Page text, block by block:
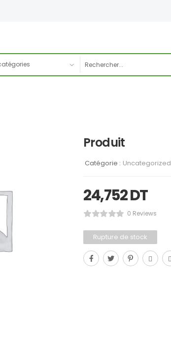
Produit
Catégorie : Uncategorized
24,752DT
0 Reviews
Rupture de stock